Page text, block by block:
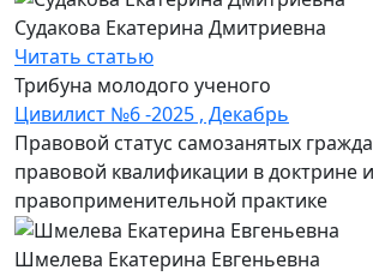
Судакова Екатерина Дмитриевна
Читать статью
Трибуна молодого ученого
Цивилист №6 -2025 , Декабрь
Правовой статус самозанятых
правовой квалификации в доктрине и
правоприменительной практике
Шмелева Екатерина Евгеньевна